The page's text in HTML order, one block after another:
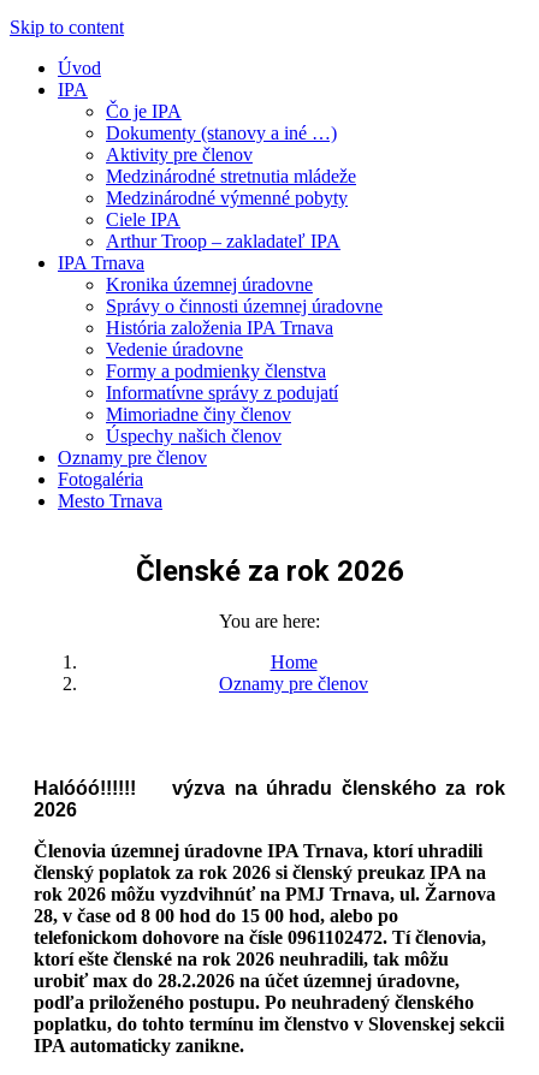
Skip to content
Úvod
IPA
Čo je IPA
Dokumenty (stanovy a iné …)
Aktivity pre členov
Medzinárodné stretnutia mládeže
Medzinárodné výmenné pobyty
Ciele IPA
Arthur Troop – zakladateľ IPA
IPA Trnava
Kronika územnej úradovne
Správy o činnosti územnej úradovne
História založenia IPA Trnava
Vedenie úradovne
Formy a podmienky členstva
Informatívne správy z podujatí
Mimoriadne činy členov
Úspechy našich členov
Oznamy pre členov
Fotogaléria
Mesto Trnava
Členské za rok 2026
You are here:
Home
Oznamy pre členov
Halóóó!!!!!! výzva na úhradu členského za rok
2026
Členovia územnej úradovne IPA Trnava, ktorí uhradili
členský poplatok za rok 2026 si členský preukaz IPA na
rok 2026 môžu vyzdvihnúť na PMJ Trnava, ul. Žarnova
28, v čase od 8 00 hod do 15 00 hod, alebo po
telefonickom dohovore na čísle 0961102472. Tí členovia,
ktorí ešte členské na rok 2026 neuhradili, tak môžu
urobiť max do 28.2.2026 na účet územnej úradovne,
podľa priloženého postupu. Po neuhradený členského
poplatku, do tohto termínu im členstvo v Slovenskej sekcii
IPA automaticky zanikne.